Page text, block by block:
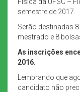
semestre de 2017.
Serão destinadas
mestrado e 8
As inscrições
2016.
Lembrando que
candidato não